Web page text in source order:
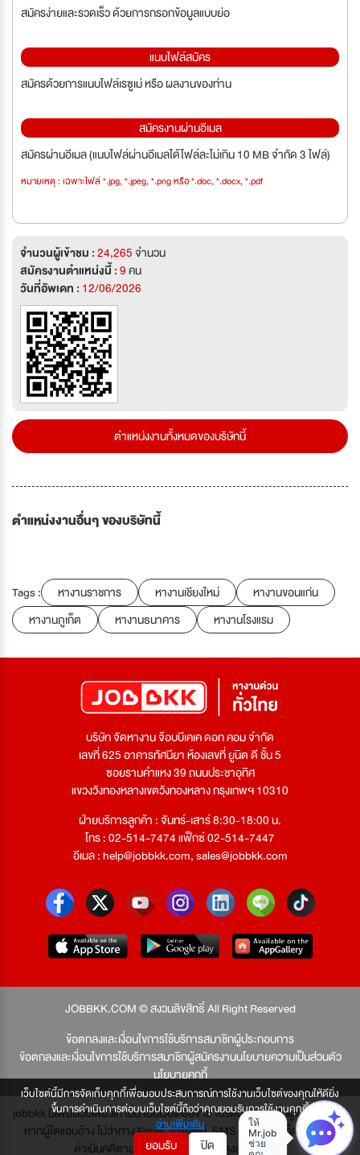
เว็บไซต์นี้มีการจัดเก็บคุกกี้เพื่อมอบประสบการณ์การใช้งานเว็บไซต์ของคุณให้ดียิ่ง
ขึ้นการดำเนินการต่อบนเว็บไซต์นี้ถือว่าคุณยอมรับการใช้งานคุกกี้
อ่านเพิ่มเติม
ยอมรับ ปิด
สมัครง่ายและรวดเร็ว ด้วยการกรอกข้อมูลแบบย่อ
แนบไฟล์สมัคร
สมัครด้วยการแนบไฟล์เรซูเม่ หรือ ผลงานของท่าน
สมัครงานผ่านอีเมล
สมัครผ่านอีเมล (แนบไฟล์ผ่านอีเมลได้ไฟล์ละไม่เกิน 10 MB จำกัด 3 ไฟล์)
หมายเหตุ : เฉพาะไฟล์ *.jpg, *.jpeg, *.png หรือ *.doc, *.docx, *.pdf
จำนวนผู้เข้าชม :24,265จำนวน
สมัครงานตำแหน่งนี้ :9คน
วันที่อัพเดท : 12/06/2026
ตำแหน่งงานทั้งหมดของบริษัทนี้
ตำแหน่งงานอื่นๆ ของบริษัทนี้
Tags : หางานราชการ หางานเชียงใหม่
หางานขอนแก่น
หางานภูเก็ต
หางานธนาคาร หางานโรงแรม
บริษัท จัดหางาน จ๊อบบีเคเค ดอท คอม จำกัด
เลขที่ 625 อาคารทัศนียา ห้องเลขที่ ยูนิต ดี ชั้น 5
ซอยรามคำแหง 39 ถนนประชาอุทิศ
แขวงวังทองหลางเขตวังทองหลาง กรุงเทพฯ 10310
ฝ่ายบริการลูกค้า : จันทร์-เสาร์ 8:30-18:00 น.
โทร : 02-514-7474 แฟ็กซ์ 02-514-7447
อีเมล :help@jobbkk.com,sales@jobbkk.com
JOBBKK.COM © สงวนลิขสิทธิ์ All Right Reserved
ข้อตกลงและเงื่อนไขการใช้บริการสมาชิกผู้ประกอบการ
ข้อตกลงและเงื่อนไขการใช้บริการสมาชิกผู้สมัครงานนโยบายความเป็นส่วนตัว
นโยบายคุกกี้
jobbkk มีเพียงเว็บเดียวเท่านั้น ไม่มีเว็บเครือข่าย โปรดอย่าหลงเชื่อผู้แอบอ้าง และ
หากผู้ใดแอบอ้าง ไม่ว่าทาง Email, โทรศัพท์, SMS หรือทางใดก็ตาม จะถูก
ดำเนินคดีตามที่กฎหมายบัญญัติไว้สูงสุด